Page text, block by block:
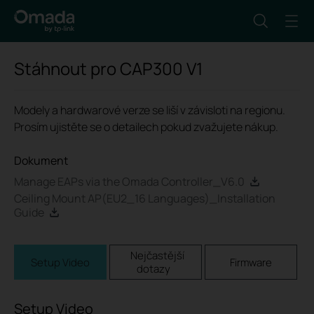
Stáhnout pro CAP300 V1
Modely a hardwarové verze se liší v závisloti na regionu.
Prosím ujistěte se o detailech pokud zvažujete nákup.
Dokument
Manage EAPs via the Omada Controller_V6.0
Ceiling Mount AP(EU2_16 Languages)_Installation
Guide
Setup Video
Nejčastější
dotazy
Firmware
Setup Video